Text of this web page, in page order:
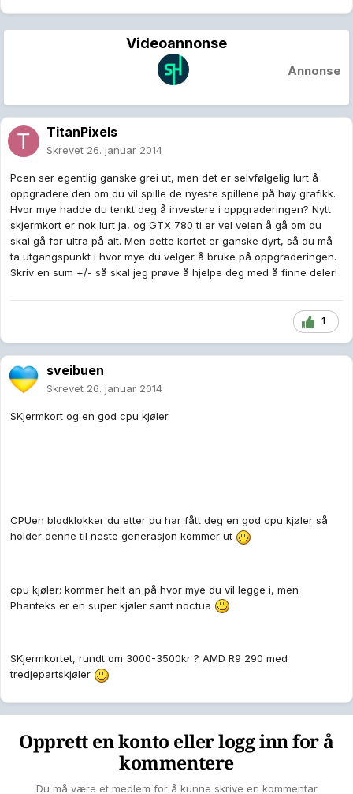
Videoannonse
Annonse
TitanPixels
Skrevet 26. januar 2014
Pcen ser egentlig ganske grei ut, men det er selvfølgelig lurt å
oppgradere den om du vil spille de nyeste spillene på høy grafikk.
Hvor mye hadde du tenkt deg å investere i oppgraderingen? Nytt
skjermkort er nok lurt ja, og GTX 780 ti er vel veien å gå om du
skal gå for ultra på alt. Men dette kortet er ganske dyrt, så du må
ta utgangspunkt i hvor mye du velger å bruke på oppgraderingen.
Skriv en sum +/- så skal jeg prøve å hjelpe deg med å finne deler!
1
sveibuen
Skrevet 26. januar 2014
SKjermkort og en god cpu kjøler.
CPUen blodklokker du etter du har fått deg en god cpu kjøler så
holder denne til neste generasjon kommer ut
cpu kjøler: kommer helt an på hvor mye du vil legge i, men
Phanteks er en super kjøler samt noctua
SKjermkortet, rundt om 3000-3500kr ? AMD R9 290 med
tredjepartskjøler
Opprett en konto eller logg inn for å
kommentere
Du må være et medlem for å kunne skrive en kommentar